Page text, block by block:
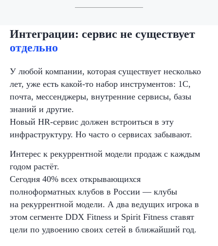
Интеграции: сервис не существует
отдельно
У любой компании, которая существует несколько
лет, уже есть какой-то набор инструментов: 1С,
почта, мессенджеры, внутренние сервисы, базы
знаний и другие.
Новый HR-сервис должен встроиться в эту
инфраструктуру. Но часто о сервисах забывают.
Интерес к рекуррентной модели продаж с каждым
годом растёт.
Сегодня 40% всех открывающихся
полноформатных клубов в России — клубы
на рекуррентной модели. А два ведущих игрока в
этом сегменте DDX Fitness и Spirit Fitness ставят
цели по удвоению своих сетей в ближайший год.